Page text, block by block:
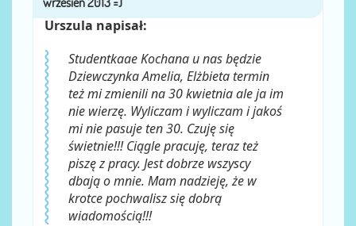
Urszula napisał:
Studentkaae Kochana u nas będzie
Dziewczynka Amelia, Elżbieta termin
też mi zmienili na 30 kwietnia ale ja im
nie wierzę. Wyliczam i wyliczam i jakoś
mi nie pasuje ten 30. Czuję się
świetnie!!! Ciągle pracuję, teraz też
piszę z pracy. Jest dobrze wszyscy
dbają o mnie. Mam nadzieję, że w
krotce pochwalisz się dobrą
wiadomością!!!